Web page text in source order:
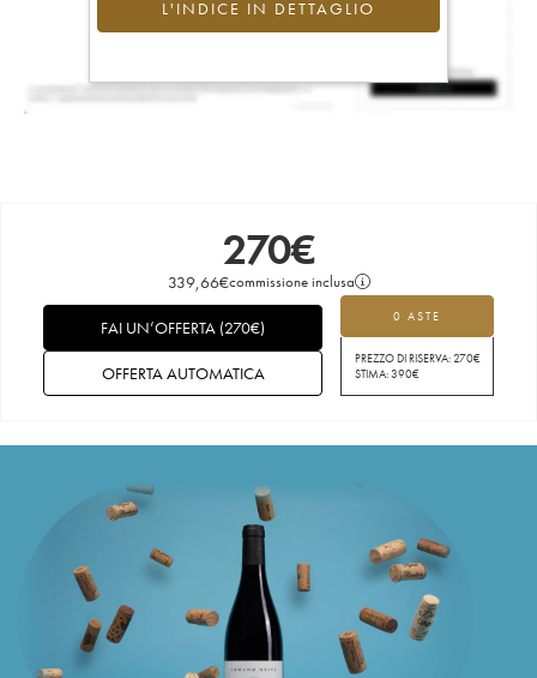
L'INDICE IN DETTAGLIO
270€
339,66€commissione inclusa
0 ASTE
PREZZO DI RISERVA:270€
STIMA:390€
FAI UN’OFFERTA (270€)
OFFERTA AUTOMATICA